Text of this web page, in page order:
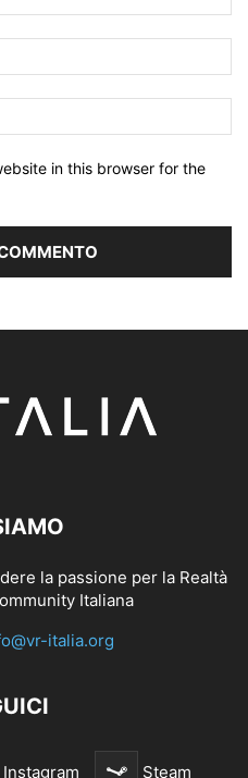
in this browser for the
la passione per la Realtà
Italiana
italia.org
Instagram Steam